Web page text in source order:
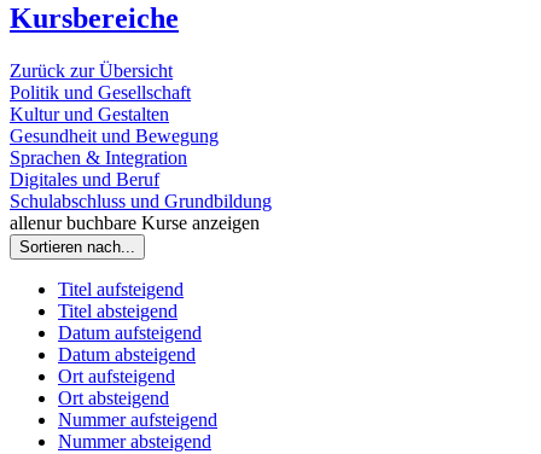
Kursbereiche
Zurück zur Übersicht
Politik und Gesellschaft
Kultur und Gestalten
Gesundheit und Bewegung
Sprachen & Integration
Digitales und Beruf
Schulabschluss und Grundbildung
allenur buchbare Kurse anzeigen
Sortieren nach...
Titel aufsteigend
Titel absteigend
Datum aufsteigend
Datum absteigend
Ort aufsteigend
Ort absteigend
Nummer aufsteigend
Nummer absteigend